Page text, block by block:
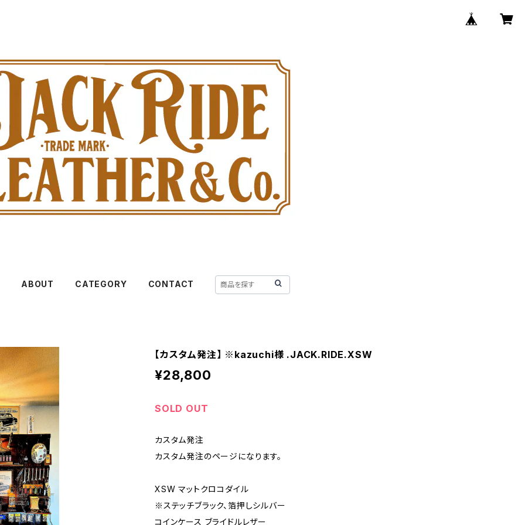
ABOUT CATEGORY CONTACT
【カスタム発注】 ※kazuchi様 .JACK.RIDE.XSW
¥28,800
SOLD OUT
カスタム発注
カスタム発注のページになります。
XSW マットクロコダイル
※ステッチブラック、箔押しシルバー
コインケース ブライドルレザー